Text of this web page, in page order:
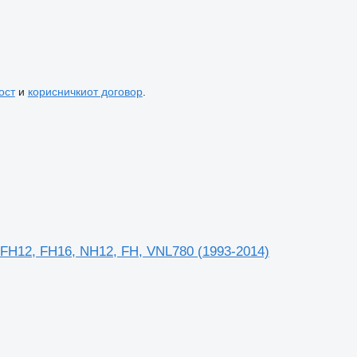
и корисничкиот договор.
FH16, NH12, FH, VNL780 (1993-2014)